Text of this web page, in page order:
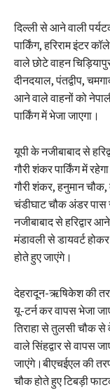
दिल्ली से आने वाली
पार्किंग, हरिराम इंटर
वाले छोटे वाहन
दीनदयाल, पंतद्वीप,
आने वाले वाहनों को
पार्किंग में भेजा जाएगा।
यूपी के नजीबाबाद से
गौरी शंकर पार्किंग में
गौरी शंकर, हनुमान चौक,
चंडीघाट चौक अंडर पास
नजीबाबाद से हरिद्वार
मंडावली से डायवर्ट
होते हुए जाएंगे।
देहरादून-ऋषिकेश की
यू-टर्न कर वापस भेजा
तिराहा से तुलसी चौक
वाले सिंहद्वार से
जाएंगे।बीएचईएल की
चौक होते हुए टिबड़ी